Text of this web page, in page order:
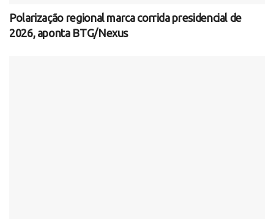
Polarização regional marca corrida presidencial de
2026, aponta BTG/Nexus